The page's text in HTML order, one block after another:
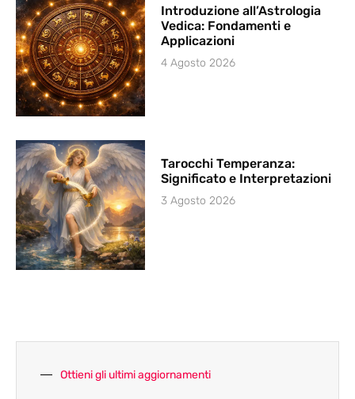
Introduzione all’Astrologia
Vedica: Fondamenti e
Applicazioni
4 Agosto 2026
Tarocchi Temperanza:
Significato e Interpretazioni
3 Agosto 2026
Ottieni gli ultimi aggiornamenti